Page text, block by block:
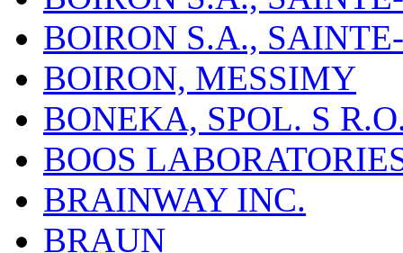
BOIRON S.A.,
BOIRON, MESSIMY
BONEKA, SPOL. S
BOOS
BRAINWAY INC.
BRAUN